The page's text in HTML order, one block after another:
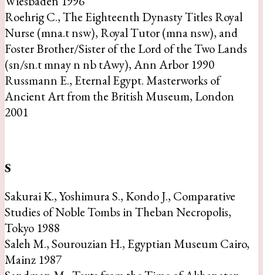
Roehrig C., The Eighteenth Dynasty Titles Royal
Nurse (mna.t nsw), Royal Tutor (mna nsw), and
Foster Brother/Sister of the Lord of the Two Lands
(sn/sn.t mnay n nb tAwy), Ann Arbor 1990
Russmann E., Eternal Egypt. Masterworks of
Ancient Art from the British Museum, London
2001
S
Sakurai K., Yoshimura S., Kondo J., Comparative
Studies of Noble Tombs in Theban Necropolis,
Tokyo 1988
Saleh M., Sourouzian H., Egyptian Museum Cairo,
Mainz 1987